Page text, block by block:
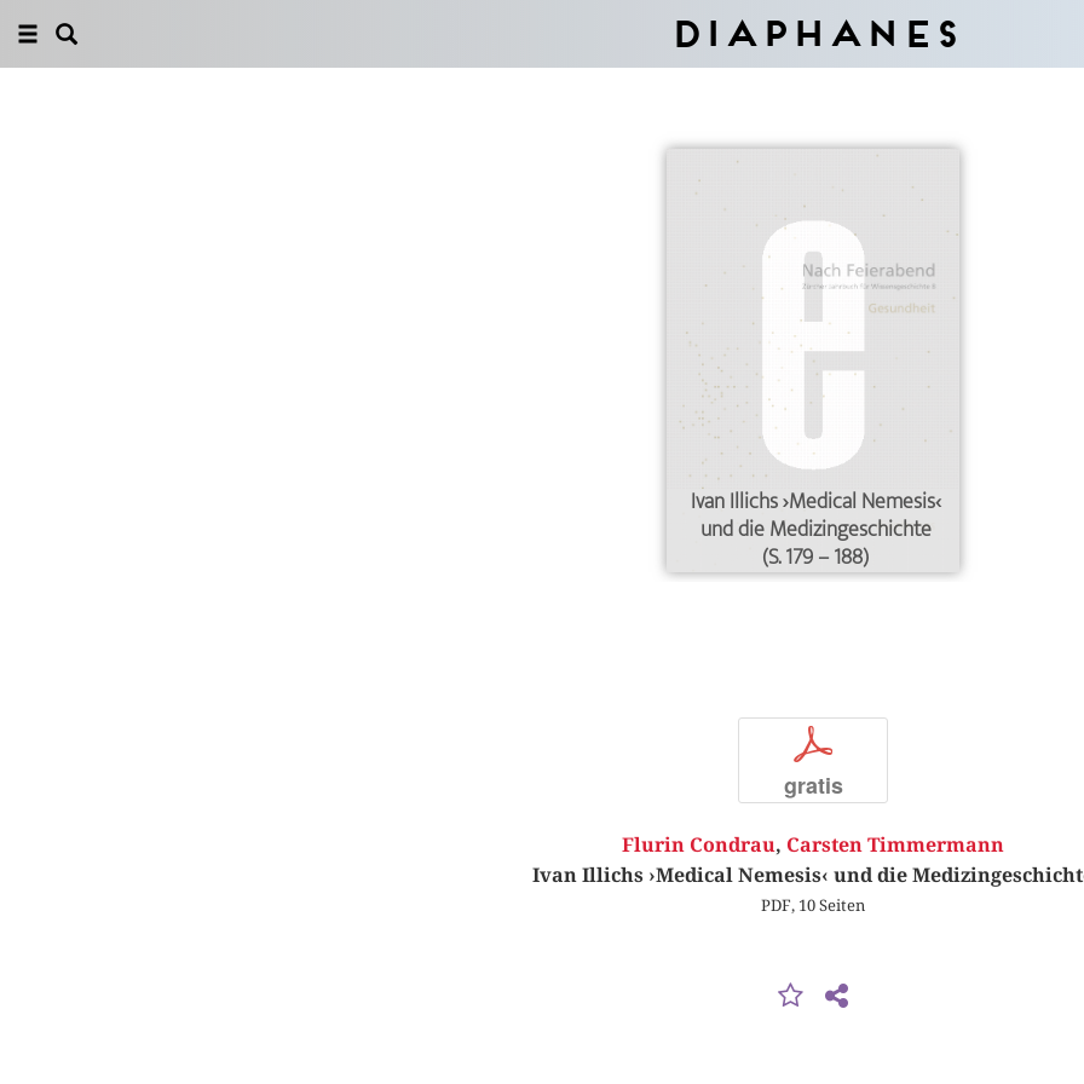
Diaphanes
Ivan Illichs ›Medical Nemesis‹
und die Medizingeschichte
(S. 179 – 188)
p
gratis
Flurin Condrau, Carsten Timmermann
Ivan Illichs ›Medical Nemesis‹ und die
PDF, 10 Seiten